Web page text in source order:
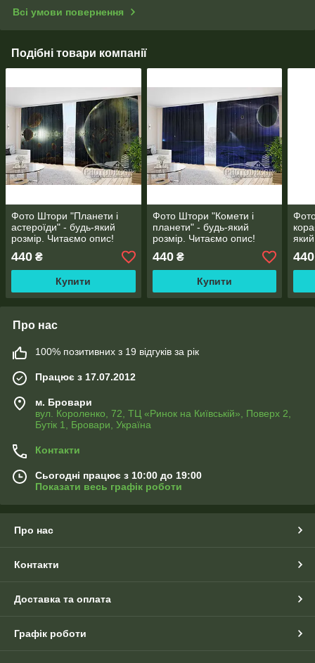
Всі умови повернення
Подібні товари компанії
Фото Штори "Планети і
астероїди" - будь-який
розмір. Читаємо опис!
440 ₴
Купити
Фото Штори "Комети і
планети" - будь-який
розмір. Читаємо опис!
440₴
Купити
440
Про нас
100% позитивних з 19 відгуків за рік
Працює з 17.07.2012
м. Бровари
вул. Короленко, 72, ТЦ «Ринок на Київській», Поверх 2,
Бутік 1, Бровари, Україна
Контакти
Сьогодні працює з 10:00 до 19:00
Показати весь графік роботи
Про нас
Контакти
Доставка та оплата
Графік роботи